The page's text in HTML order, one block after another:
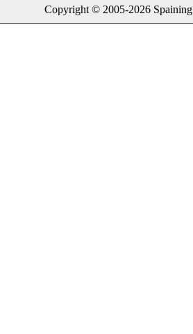
Copyright © 2005-2026